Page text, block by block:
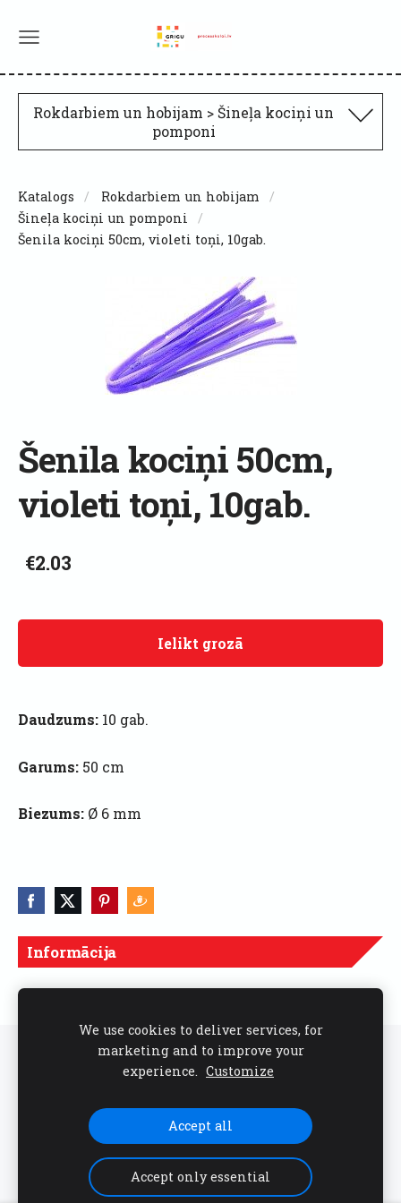
Rokdarbiem un hobijam > Šineļa kociņi un
pomponi
Informācija
Cenas norādītas ar PVN
Katalogs
Rokdarbiem un hobijam
Šineļa kociņi un pomponi
Šenila kociņi 50cm, violeti toņi, 10gab.
Šenila kociņi 50cm,
violeti toņi, 10gab.
€2.03
Ielikt grozā
Daudzums: 10 gab.
Garums: 50 cm
Biezums: Ø 6 mm
Sīkdatnes
Seko mums sociālajos tīklos
We use cookies to deliver services, for
marketing and to improve your
experience. Customize
Accept all
Accept only essential